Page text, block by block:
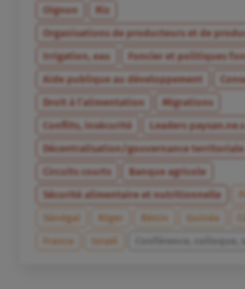
Oignon
Riz
Organisations de producteurs et de
Irrigation, eau
Foncier et politiques
Aide publique au développement
Droit à l’alimentation
Migrations
Conflits, insécurité
Leaders paysan.ne.s
Décentralisation/gouvernance territoriale
Circuits courts
Banque agricole
Sécurité alimentaire et nutritionnelle
Sénégal
Niger Bénin Guinée
France
Israël